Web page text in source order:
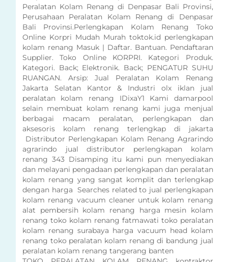
Peralatan Kolam Renang di Denpasar Bali Provinsi,
Perusahaan Peralatan Kolam Renang di Denpasar
Bali Provinsi.Perlengkapan Kolam Renang Toko
Online Korpri Mudah Murah toktok.id perlengkapan
kolam renang Masuk | Daftar. Bantuan. Pendaftaran
Supplier. Toko Online KORPRI. Kategori Produk.
Kategori. Back; Elektronik. Back; PENGATUR SUHU
RUANGAN. Arsip: Jual Peralatan Kolam Renang
Jakarta Selatan Kantor & Industri olx iklan jual
peralatan kolam renang IDixaY1 Kami damarpool
selain membuat kolam renang kami juga menjual
berbagai macam peralatan, perlengkapan dan
aksesoris kolam renang terlengkap di jakarta
Distributor Perlengkapan Kolam Renang Agrarindo
agrarindo jual distributor perlengkapan kolam
renang 343 Disamping itu kami pun menyediakan
dan melayani pengadaan perlengkapan dan peralatan
kolam renang yang sangat komplit dan terlengkap
dengan harga Searches related to jual perlengkapan
kolam renang vacuum cleaner untuk kolam renang
alat pembersih kolam renang harga mesin kolam
renang toko kolam renang fatmawati toko peralatan
kolam renang surabaya harga vacuum head kolam
renang toko peralatan kolam renang di bandung jual
peralatan kolam renang tangerang banten